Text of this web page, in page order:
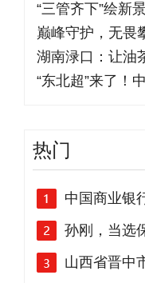
“三管齐下”绘新
“东北超”来了！
热门
中国商业银
孙刚，当选
山西省晋中